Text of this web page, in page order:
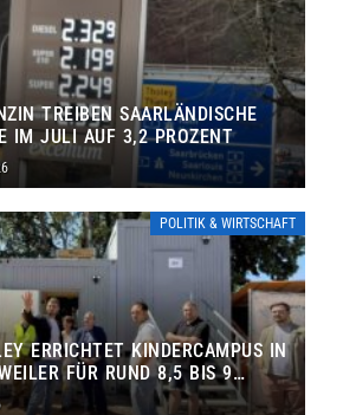
TREIBEN SAARLÄNDISCHE
IM JULI AUF 3,2 PROZENT
POLITIK & WIRTSCHAFT
ERRICHTET KINDERCAMPUS IN
FÜR RUND 8,5 BIS 9